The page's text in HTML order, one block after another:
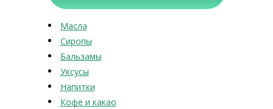
Масла
Сиропы
Бальзамы
Уксусы
Напитки
Кофе и какао